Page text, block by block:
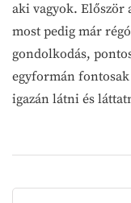
aki vagyok. Először
most pedig már
gondolkodás,
egyformán
igazán látni és